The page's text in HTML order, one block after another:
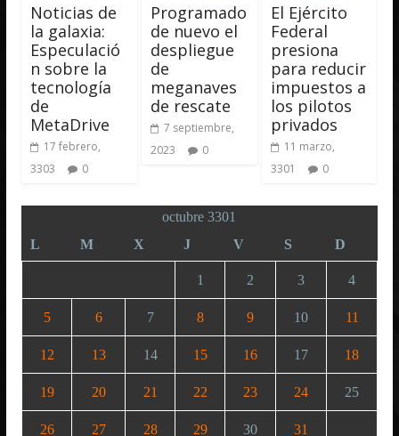
Noticias de
la galaxia:
Especulació
n sobre la
tecnología
de
MetaDrive
17 febrero,
3303
0
Programado
de nuevo el
despliegue
de
meganaves
de rescate
7 septiembre,
2023
0
El Ejército
Federal
presiona
para reducir
impuestos a
los pilotos
privados
11 marzo,
3301
0
octubre 3301
L
M X J V S D
1 2 3 4
5 6 7 8 9 10 11
12 13 14 15 16 17 18
19 20 21 22 23 24 25
26 27 28 29 30 31